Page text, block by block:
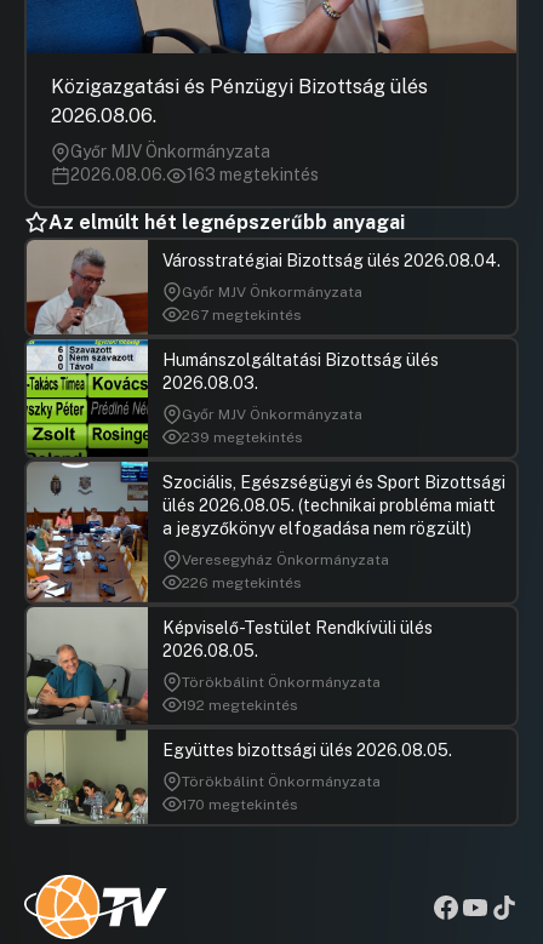
Hozzászólások Ugrás a napirendi pontra
BVSC
HozzászólásokUgrás a napirendi pontra
27. Napirendi pont
UGRÁS A NAPIREND ELEJÉRE
28. Napirendi pont
UGRÁS A NAPIREND ELEJÉRE
Közigazgatási és Pénzügyi Bizottság ülés
2026.08.06.
Győr MJV Önkormányzata
2026.08.06.
163 megtekintés
Az elmúlt hét legnépszerűbb anyagai
Városstratégiai Bizottság ülés 2026.08.04.
Győr MJV Önkormányzata
267 megtekintés
Humánszolgáltatási Bizottság ülés
2026.08.03.
Győr MJV Önkormányzata
239 megtekintés
Szociális, Egészségügyi és Sport Bizottsági
ülés 2026.08.05. (technikai probléma miatt
a jegyzőkönyv elfogadása nem rögzült)
Veresegyház Önkormányzata
226 megtekintés
Képviselő-Testület Rendkívüli ülés
2026.08.05.
Törökbálint Önkormányzata
192 megtekintés
Együttes bizottsági ülés 2026.08.05.
Törökbálint Önkormányzata
170 megtekintés